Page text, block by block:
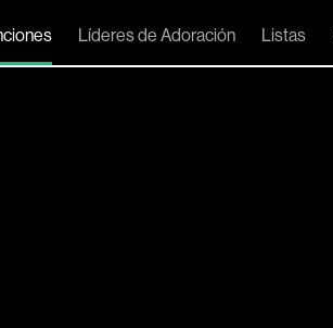
Líderes de Adoración Listas